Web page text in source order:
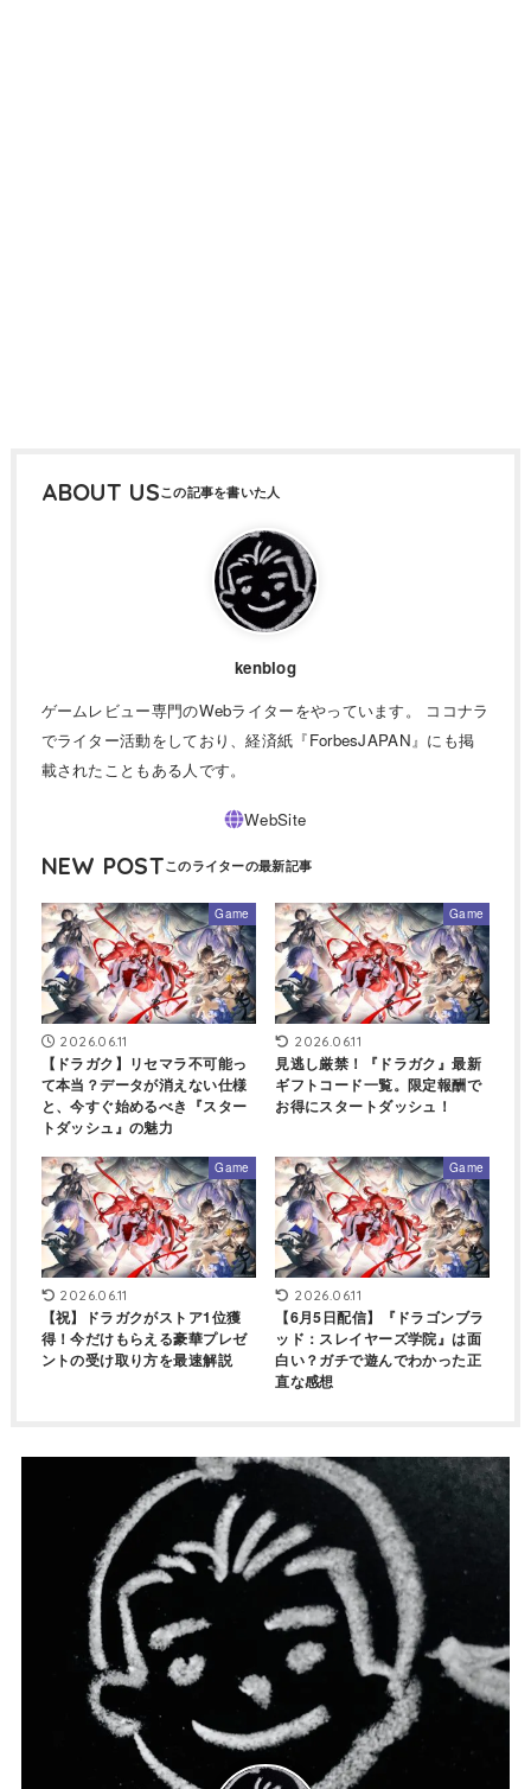
ABOUT US
kenblog
ゲームレビュー専門のWebライターをやっています。 ココナラ
でライター活動をしており、経済紙『ForbesJAPAN』にも掲
載されたこともある人です。
NEW POST
Game
2026.06.11
【ドラガク】リセマラ不可能っ
て本当？データが消えない仕様
と、今すぐ始めるべき『スター
トダッシュ』の魅力
Game
2026.06.11
見逃し厳禁！『ドラガク』最新
ギフトコード一覧。限定報酬で
お得にスタートダッシュ！
Game
2026.06.11
【祝】ドラガクがストア1位獲
得！今だけもらえる豪華プレゼ
ントの受け取り方を最速解説
Game
2026.06.11
【6月5日配信】『ドラゴンブラ
ッド：スレイヤーズ学院』は面
白い？ガチで遊んでわかった正
直な感想